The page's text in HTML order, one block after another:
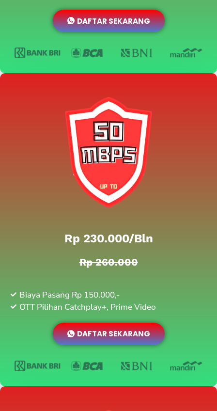
DAFTAR SEKARANG
Rp 230.000/bln
Rp 260.000
Biaya Pasang Rp 150.000,-
OTT Pilihan Catchplay+, Prime Video
DAFTAR SEKARANG